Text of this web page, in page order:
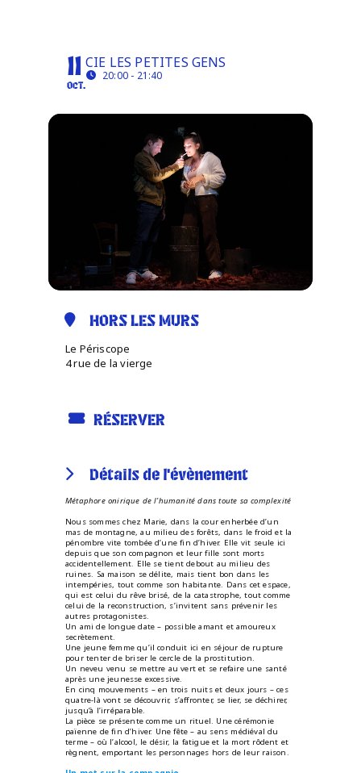
11
OCT.
CIE LES PETITES GENS
20:00 - 21:40
HORS LES MURS
Le Périscope
4 rue de la vierge
RÉSERVER
Détails de l'évènement
Métaphore onirique de l’humanité dans toute sa complexité
Nous sommes chez Marie, dans la cour enherbée d’un
mas de montagne, au milieu des forêts, dans le froid et la
pénombre vite tombée d’une fin d’hiver. Elle vit seule ici
depuis que son compagnon et leur fille sont morts
accidentellement. Elle se tient debout au milieu des
ruines. Sa maison se délite, mais tient bon dans les
intempéries, tout comme son habitante. Dans cet espace,
qui est celui du rêve brisé, de la catastrophe, tout comme
celui de la reconstruction, s’invitent sans prévenir les
autres protagonistes.
Un ami de longue date – possible amant et amoureux
secrètement.
Une jeune femme qu’il conduit ici en séjour de rupture
pour tenter de briser le cercle de la prostitution.
Un neveu venu se mettre au vert et se refaire une santé
après une jeunesse excessive.
En cinq mouvements – en trois nuits et deux jours – ces
quatre-là vont se découvrir, s’affronter, se lier, se déchirer,
jusqu’à l’irréparable.
La pièce se présente comme un rituel. Une cérémonie
païenne de fin d’hiver. Une fête – au sens médiéval du
terme – où l’alcool, le désir, la fatigue et la mort rôdent et
règnent, emportant les personnages hors de leur raison.